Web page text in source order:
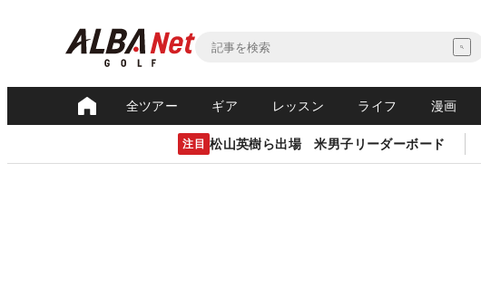
全ツアー ギア レッスン ライフ 漫画
注目 松山英樹ら出場 米男子リーダーボード